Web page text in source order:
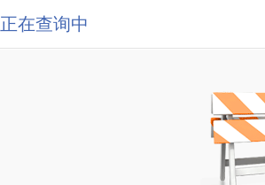
正在查询中